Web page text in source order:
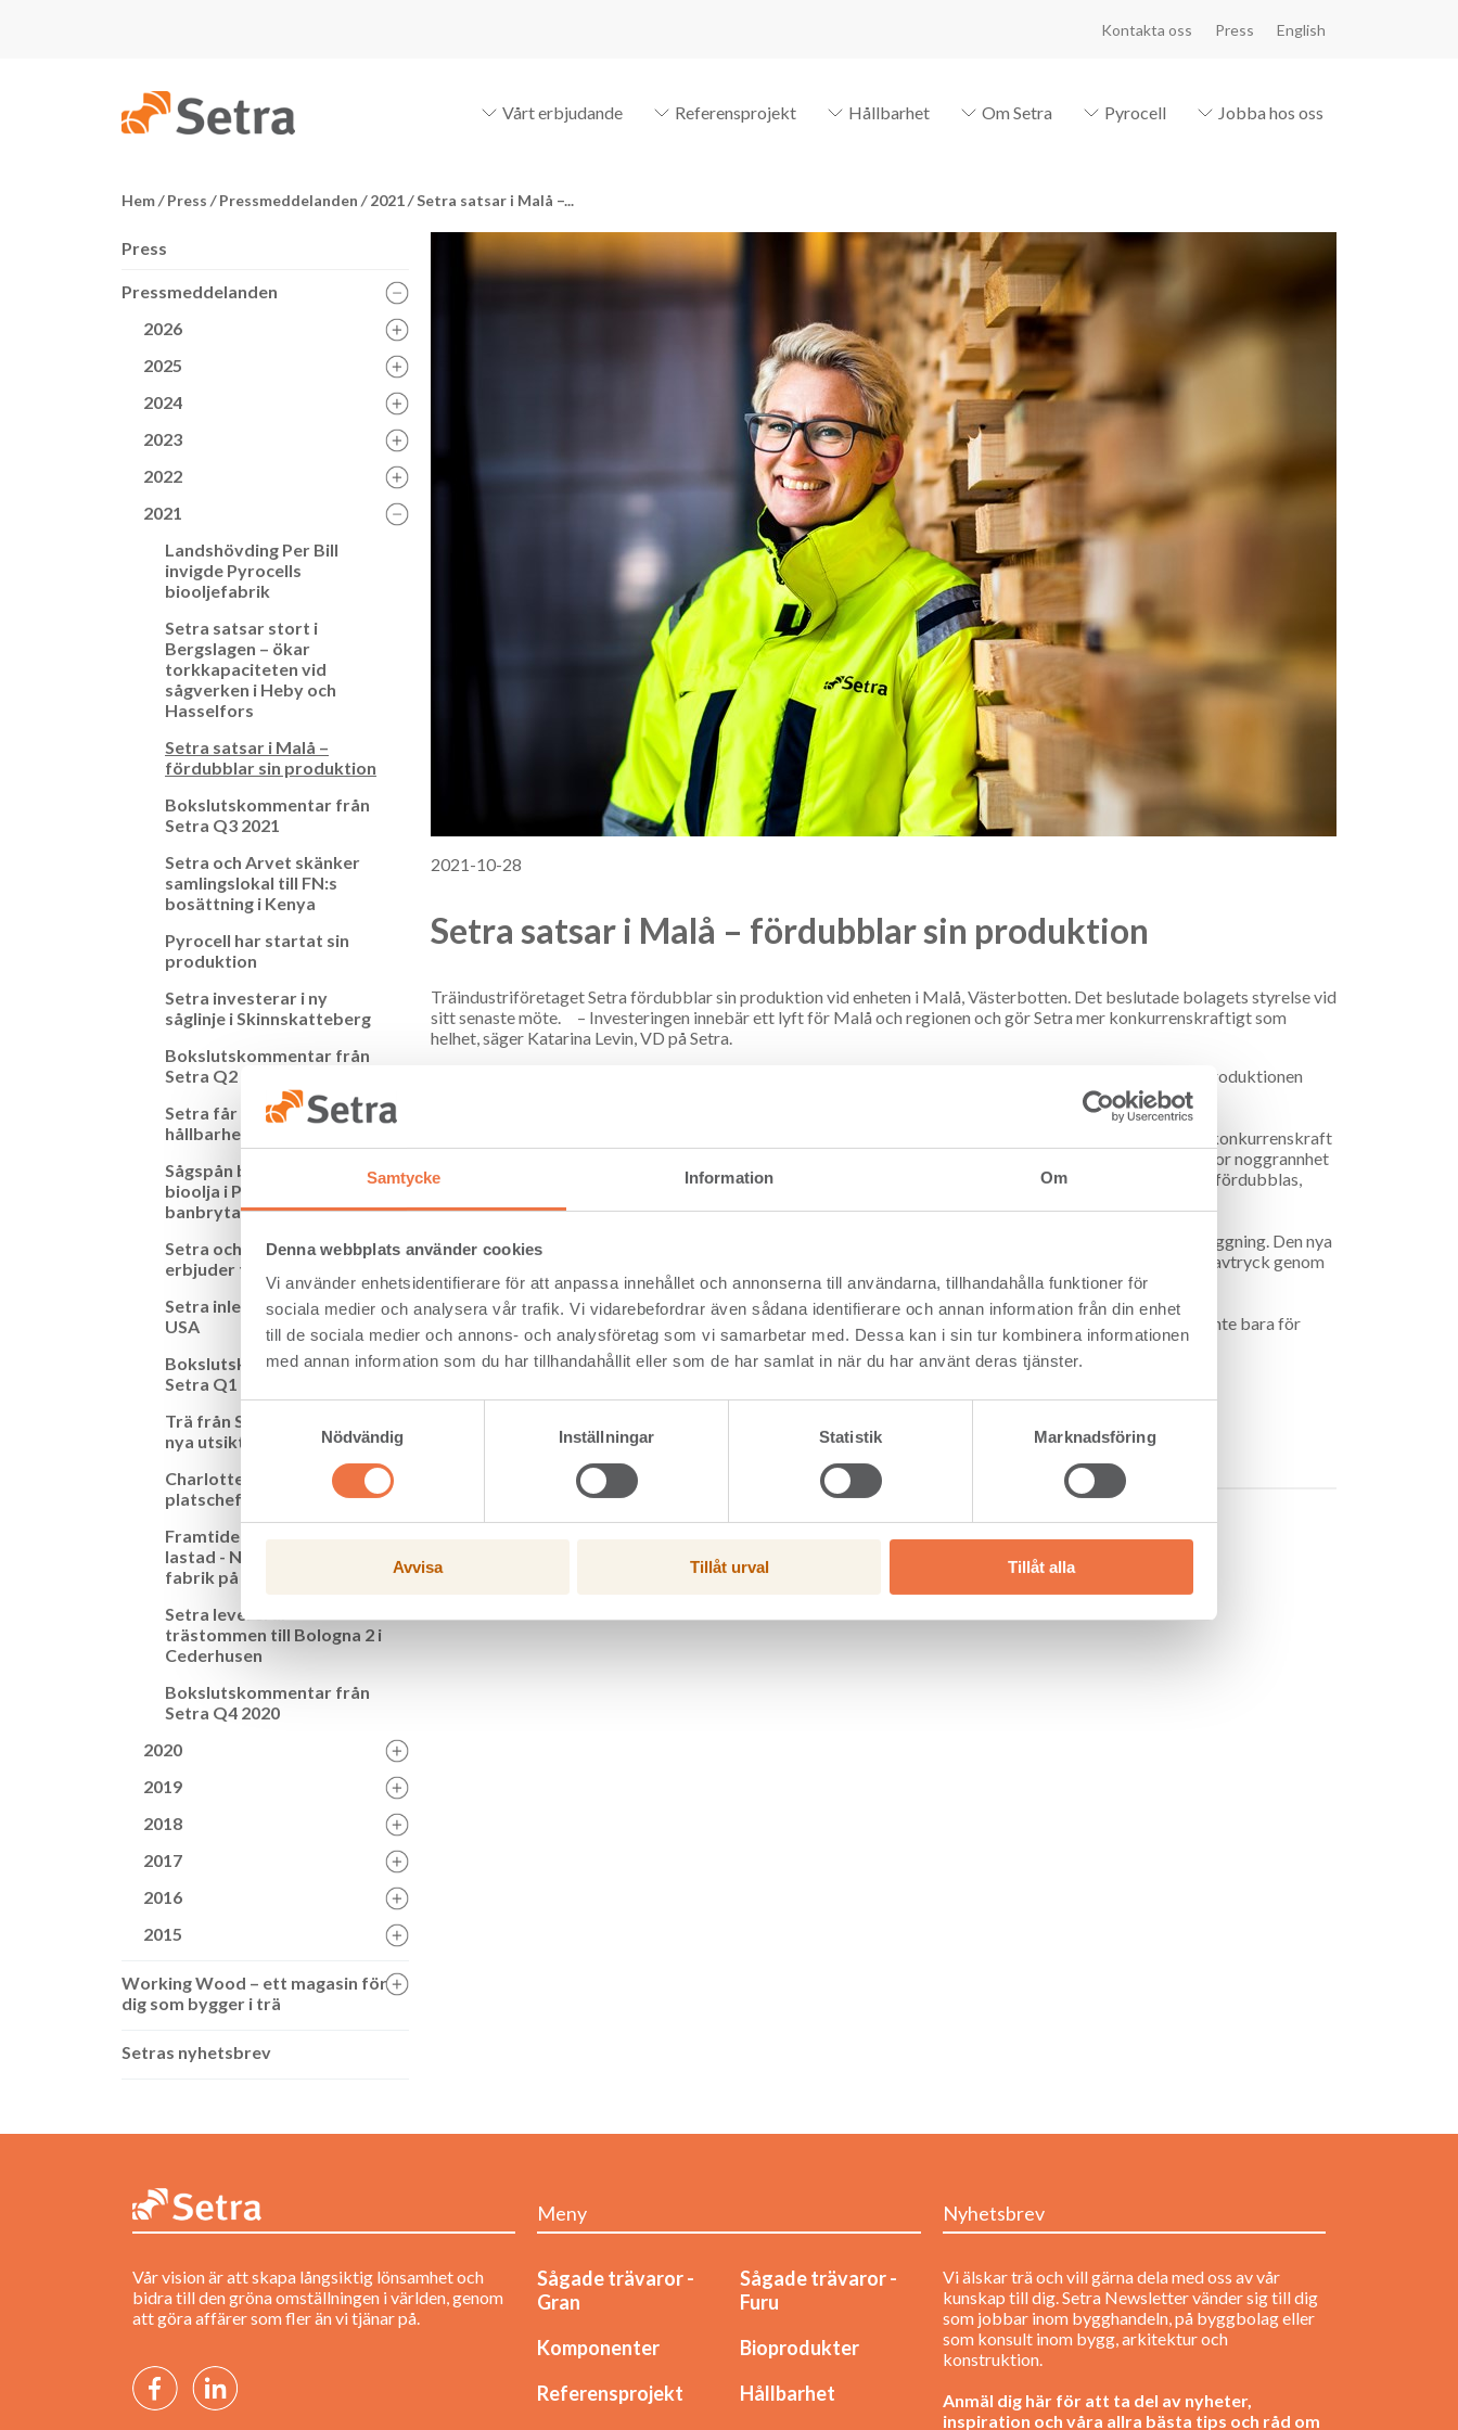
Samtycke Information Om
Denna webbplats använder cookies
Vi använder enhetsidentifierare för att anpassa innehållet och annonserna till användarna, tillhandahålla funktioner för
sociala medier och analysera vår trafik. Vi vidarebefordrar även sådana identifierare och annan information från din enhet
till de sociala medier och annons- och analysföretag som vi samarbetar med. Dessa kan i sin tur kombinera informationen
med annan information som du har tillhandahållit eller som de har samlat in när du har använt deras tjänster.
Samtyckesval
Nödvändig
Inställningar Statistik Marknadsföring
Avvisa Tillåt urval Tillåt alla
Kontakta oss Press English
Vårt erbjudande Referensprojekt Hållbarhet Om Setra Pyrocell Jobba hos oss
Hem/ Press / Pressmeddelanden / 2021/Setra satsar i Malå –...
Press
Pressmeddelanden
2026
2025
2024
2023
2022
2021
Landshövding Per Bill
invigde Pyrocells
biooljefabrik
Setra satsar stort i
Bergslagen – ökar
torkkapaciteten vid
sågverken i Heby och
Hasselfors
Setra satsar i Malå –
fördubblar sin produktion
Bokslutskommentar från
Setra Q3 2021
Setra och Arvet skänker
samlingslokal till FN:s
bosättning i Kenya
Pyrocell har startat sin
produktion
Setra investerar i ny
såglinje i Skinnskatteberg
Bokslutskommentar från
Setra Q2 2021
Setra får ny
hållbarhetschef
Sågspån blir till förnybar
bioolja i Pyrocells
banbrytande fabrik
Setra och ByggPartner
erbjuder totalentreprenad
Setra inleder export till
USA
Bokslutskommentar från
Setra Q1 2021
Trä från Setra i Siljansnäs
nya utsiktstorn
Charlotte Siljeholm blir ny
platschef på Setra Kastet
Framtidens fabrik kommer
lastad - Nu är Pyrocells
fabrik på svensk mark
Setra levererar
trästommen till Bologna 2 i
Cederhusen
Bokslutskommentar från
Setra Q4 2020
2020
2019
2018
2017
2016
2015
Working Wood – ett magasin för
dig som bygger i trä
Setras nyhetsbrev
2021-10-28
Setra satsar i Malå – fördubblar sin produktion
Träindustriföretaget Setra fördubblar sin produktion vid enheten i Malå, Västerbotten. Det beslutade bolagets styrelse vid
sitt senaste möte. – Investeringen innebär ett lyft för Malå och regionen och gör Setra mer konkurrenskraftigt som
helhet, säger Katarina Levin, VD på Setra.
Setras styrelse har beslutat att investera cirka 390 miljoner kronor i anläggningen i Malå. Det innebär att produktionen
– Det är otroligt positivt att styrelsen säger ja till att modernisera anläggningen som gör att vi skärper vår konkurrenskraft
och ökar förädlingsvärdet. Investeringen gör att vi kan producera högkvalitativa produkter med mycket stor noggrannhet
vad gäller mått och precision. Hela produktionslinjen blir toppmodern vilket också gör att volymen nästan fördubblas,
Enheten i Malå kommer få ett nytt timmerintag, en ny såglinje, ett uppdaterat justerverk och en ny torkanläggning. Den nya
anläggningen kommer att ge högre kvalitet på produkterna, en effektivare produktion och ett lägre klimatavtryck genom
smartare processer jämfört med nuvarande.
– Vi är väldigt glada att styrelsen har sagt ja till vår investeringsplan. Det här kommer betyda jättemycket inte bara för
Setra utan även för Malå och Västerbottens inland, säger Marlene Bergström, platschef Setra Malå.
Bildtext: Marlene Bergström är platschef för Setra i Malå.
Vår vision är att skapa långsiktig lönsamhet och
bidra till den gröna omställningen i världen, genom
att göra affärer som fler än vi tjänar på.
Meny
Sågade trävaror -
Gran
Sågade trävaror -
Furu
Komponenter
Bioprodukter
Referensprojekt
Hållbarhet
Nyhetsbrev
Vi älskar trä och vill gärna dela med oss av vår
kunskap till dig. Setra Newsletter vänder sig till dig
som jobbar inom bygghandeln, på byggbolag eller
som konsult inom bygg, arkitektur och
konstruktion.
Anmäl dig här för att ta del av nyheter,
inspiration och våra allra bästa tips och råd om